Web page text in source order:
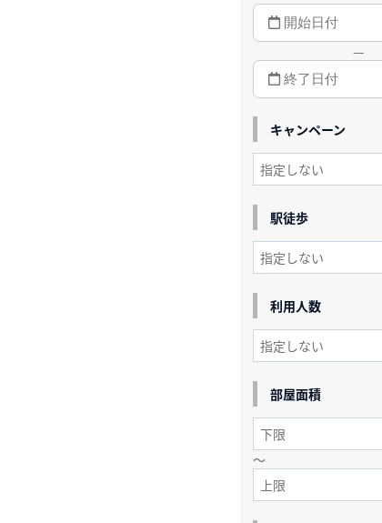
—
キャンペーン
駅徒歩
利用人数
部屋面積
～